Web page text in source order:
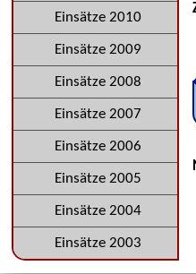
Einsätze 2010
Einsätze 2009
Einsätze 2008
Einsätze 2007
Einsätze 2006
Einsätze 2005
Einsätze 2004
Einsätze 2003